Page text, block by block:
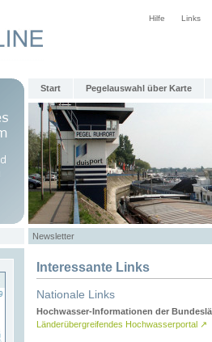
Hilfe Links
Start Pegelauswahl über Karte
Newsletter
Interessante Links
Nationale Links
Hochwasser-Informationen der
Länderübergreifendes Hochwasserportal ↗